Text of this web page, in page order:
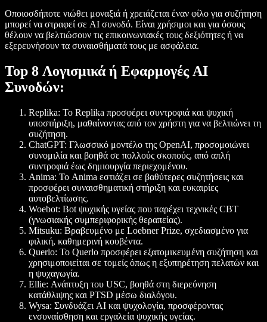
Οποιοσδήποτε νιώθει μοναξιά ή χρειάζεται έναν φίλο για συζήτηση
μπορεί να στραφεί σε AI συνοδό. Είναι χρήσιμοι και για όσους
θέλουν να βελτιώσουν τις επικοινωνιακές τους δεξιότητες ή να
εξερευνήσουν τα συναισθήματά τους με ασφάλεια.
Top 8 Λογισμικά ή Εφαρμογές AI
Συνοδών:
Replika: Το Replika προσφέρει συντροφιά και ψυχική
υποστήριξη, μαθαίνοντας από τον χρήστη για να βελτιώνει τη
συζήτηση.
ChatGPT: Γλωσσικό μοντέλο της OpenAI, προσομοιώνει
συνομιλία και βοηθά σε πολλούς σκοπούς, από απλή
συντροφιά έως δημιουργία περιεχομένου.
Anima: Το Anima εστιάζει σε βαθύτερες συζητήσεις και
προσφέρει συναισθηματική στήριξη και ευκαιρίες
αυτοβελτίωσης.
Woebot: Bot ψυχικής υγείας που παρέχει τεχνικές CBT
(γνωσιακής συμπεριφορικής θεραπείας).
Mitsuku: Βραβευμένο με Loebner Prize, σχεδιασμένο για
φιλική, καθημερινή κουβέντα.
Querlo: Το Querlo προσφέρει εξατομικευμένη συζήτηση και
χρησιμοποιείται σε τομείς όπως η εξυπηρέτηση πελατών και
η ψυχαγωγία.
Ellie: Ανάπτυξη του USC, βοηθά στη διερεύνηση
κατάθλιψης και PTSD μέσω διαλόγου.
Wysa: Συνδυάζει AI και ψυχολογία, προσφέροντας
ενσυναίσθηση και εργαλεία ψυχικής υγείας.